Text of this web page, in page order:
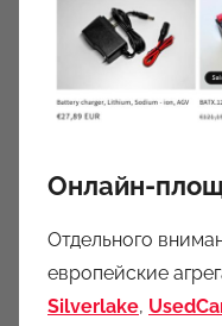
Онлайн-
Отдельного
европейские
Silverlake,